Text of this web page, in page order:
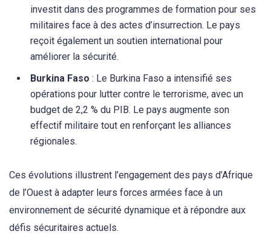
investit dans des programmes de formation pour ses
militaires face à des actes d’insurrection. Le pays
reçoit également un soutien international pour
améliorer la sécurité.
Burkina Faso : Le Burkina Faso a intensifié ses
opérations pour lutter contre le terrorisme, avec un
budget de 2,2 % du PIB. Le pays augmente son
effectif militaire tout en renforçant les alliances
régionales.
Ces évolutions illustrent l’engagement des pays d’Afrique
de l’Ouest à adapter leurs forces armées face à un
environnement de sécurité dynamique et à répondre aux
défis sécuritaires actuels.